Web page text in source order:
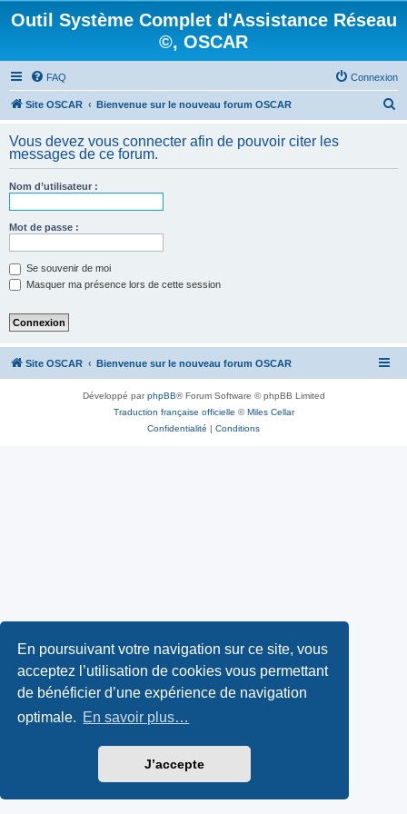
En poursuivant votre navigation sur ce site, vous
acceptez l’utilisation de cookies vous permettant
de bénéficier d’une expérience de navigation
optimale. En savoir plus…
J’accepte
Outil Système Complet d'Assistance Réseau
©, OSCAR
FAQ Connexion
Site OSCAR Bienvenue sur le nouveau forum OSCAR
h
Vous devez vous connecter afin de pouvoir citer les
messages de ce forum.
Nom d’utilisateur :
Mot de passe :
Se souvenir de moi
Masquer ma présence lors de cette session
Site OSCAR Bienvenue sur le nouveau forum OSCAR
Développé parphpBB® Forum Software © phpBB Limited
Traduction française officielle ©Miles Cellar
Confidentialité | Conditions